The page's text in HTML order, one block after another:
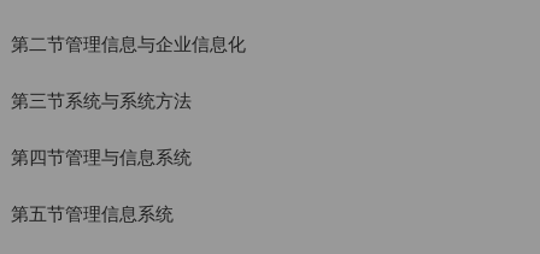
第二节管理信息与企业信息化
第三节系统与系统方法
第四节管理与信息系统
第五节管理信息系统